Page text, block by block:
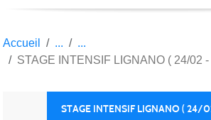
Accueil
STAGE INTENSIF LIGNANO ( 24/02
STAGE INTENSIF LIGNANO (